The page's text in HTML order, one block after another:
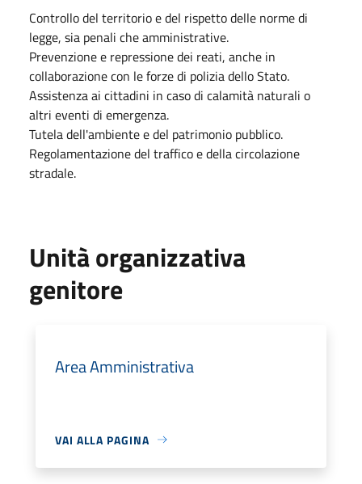
Controllo del territorio e del rispetto delle norme di
legge, sia penali che amministrative.
Prevenzione e repressione dei reati, anche in
collaborazione con le forze di polizia dello Stato.
Assistenza ai cittadini in caso di calamità naturali o
altri eventi di emergenza.
Tutela dell'ambiente e del patrimonio pubblico.
Regolamentazione del traffico e della circolazione
stradale.
Unità organizzativa
genitore
Area Amministrativa
VAI ALLA PAGINA